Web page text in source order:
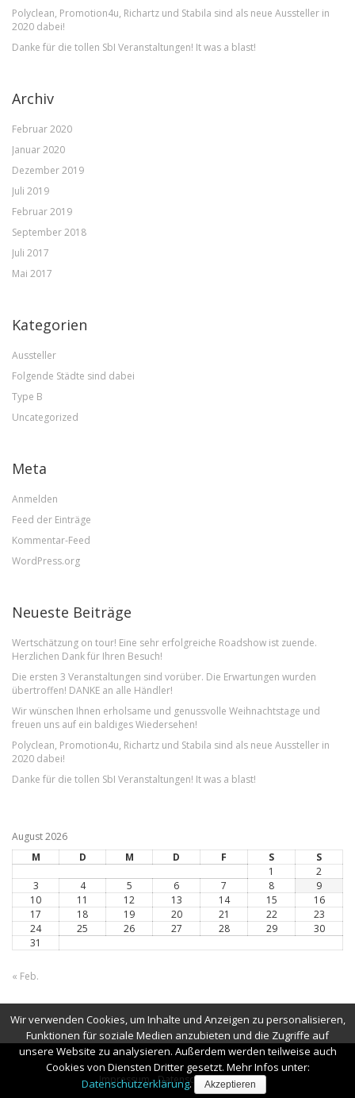
Polyclean, Promotion4u, Richartz und Stabila sind als neue Aussteller in
2020 dabei!
Danke für die tollen SbI Veranstaltungen! It was a blast!
Archiv
Februar 2020
Januar 2020
Dezember 2019
Juli 2019
Februar 2019
September 2018
Juli 2017
Mai 2017
Kategorien
Aussteller
Folgende Städte sind dabei
Type B
Uncategorized
Meta
Anmelden
Feed der Einträge
Kommentar-Feed
WordPress.org
Neueste Beiträge
Wertschätzung on tour! Eine sehr erfolgreiche Roadshow ist zuende.
Herzlichen Dank für Ihren Besuch!
Die ersten 3 Veranstaltungen sind vorüber. Die Erwartungen wurden
übertroffen! DANKE an alle Händler!
Wir wünschen Ihnen erholsame und genussvolle Weihnachtstage und
freuen uns auf ein baldiges Wiedersehen!
Polyclean, Promotion4u, Richartz und Stabila sind als neue Aussteller in
2020 dabei!
Danke für die tollen SbI Veranstaltungen! It was a blast!
August 2026
M
D M D F S
S
1
2
3
4 5 6 7 8
9
10
11 12 13 14 15
16
17
18 19 20 21 22
23
24
25 26 27 28 29
30
31
« Feb.
Impressum-Datenschutzerklärung
Wir verwenden Cookies, um Inhalte und Anzeigen zu personalisieren,
Funktionen für soziale Medien anzubieten und die Zugriffe auf
unsere Website zu analysieren. Außerdem werden teilweise auch
Cookies von Diensten Dritter gesetzt. Mehr Infos unter:
Datenschutzerklärung. Akzeptieren